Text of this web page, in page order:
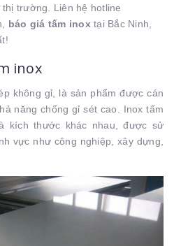
trường. Liên hệ hotline
báo giá tấm inox tại Bắc Ninh,
inox
không gỉ, là sản phẩm được cán
năng chống gỉ sét cao. Inox tấm
kích thước khác nhau, được sử
vực như công nghiệp, xây dựng,